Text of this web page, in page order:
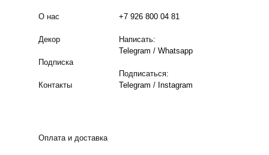
Оплата и доставка
О нас
Декор
Подписка
Контакты
+7 926 800 04 81
Написать:
Telegram / Whatsapp
Подписаться:
Telegram / Instagram